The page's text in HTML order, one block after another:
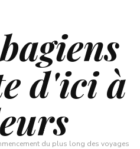
d'ici à
du plus long des voyages